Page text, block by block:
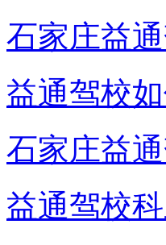
石家庄益
益通驾校
石家庄益
益通驾校